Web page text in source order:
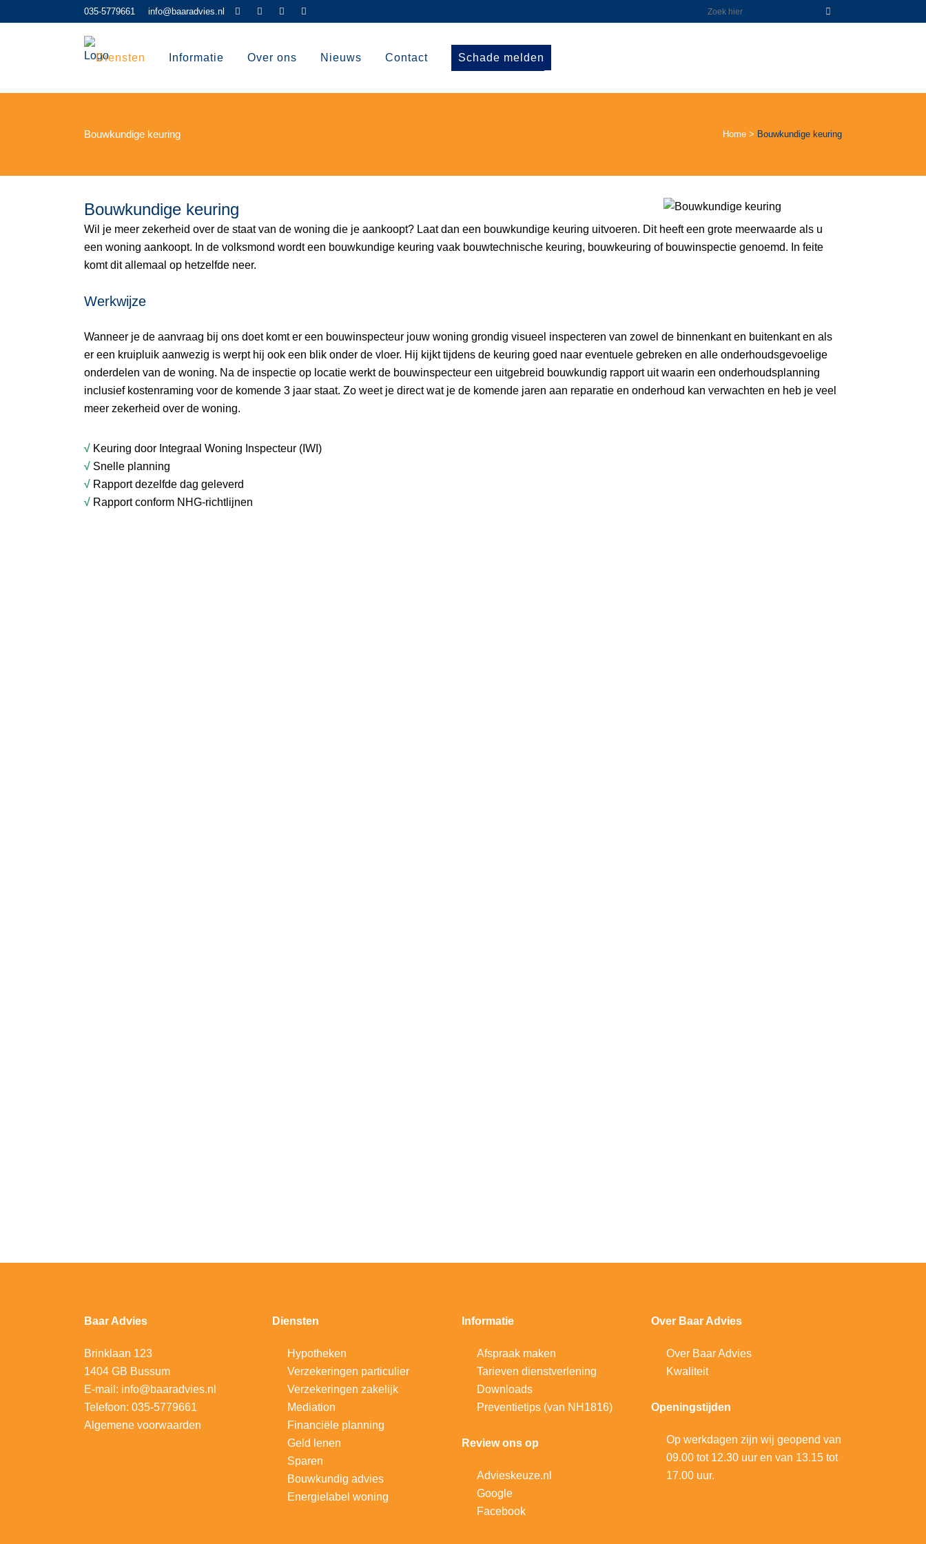
035-5779661 info@baaradvies.nl
Diensten Informatie Over ons Nieuws Contact Schade melden
Bouwkundige keuring Home > Bouwkundige keuring
Bouwkundige keuring
Wil je meer zekerheid over de staat van de woning die je aankoopt? Laat dan een bouwkundige keuring uitvoeren. Dit heeft een grote meerwaarde als u
een woning aankoopt. In de volksmond wordt een bouwkundige keuring vaak bouwtechnische keuring, bouwkeuring of bouwinspectie genoemd. In feite
komt dit allemaal op hetzelfde neer.
Werkwijze
Wanneer je de aanvraag bij ons doet komt er een bouwinspecteur jouw woning grondig visueel inspecteren van zowel de binnenkant en buitenkant en als
er een kruipluik aanwezig is werpt hij ook een blik onder de vloer. Hij kijkt tijdens de keuring goed naar eventuele gebreken en alle onderhoudsgevoelige
onderdelen van de woning. Na de inspectie op locatie werkt de bouwinspecteur een uitgebreid bouwkundig rapport uit waarin een onderhoudsplanning
inclusief kostenraming voor de komende 3 jaar staat. Zo weet je direct wat je de komende jaren aan reparatie en onderhoud kan verwachten en heb je veel
meer zekerheid over de woning.
√ Keuring door Integraal Woning Inspecteur (IWI)
√ Snelle planning
√ Rapport dezelfde dag geleverd
√ Rapport conform NHG-richtlijnen
Baar Advies
Brinklaan 123
1404 GB Bussum
E-mail: info@baaradvies.nl
Telefoon: 035-5779661
Algemene voorwaarden
Diensten
Hypotheken
Verzekeringen particulier
Verzekeringen zakelijk
Mediation
Financiële planning
Geld lenen
Sparen
Bouwkundig advies
Energielabel woning
Informatie
Afspraak maken
Tarieven dienstverlening
Downloads
Preventietips (van NH1816)
Review ons op
Advieskeuze.nl
Google
Facebook
Over Baar Advies
Over Baar Advies
Kwaliteit
Openingstijden
Op werkdagen zijn wij geopend van
09.00 tot 12.30 uur en van 13.15 tot
17.00 uur.